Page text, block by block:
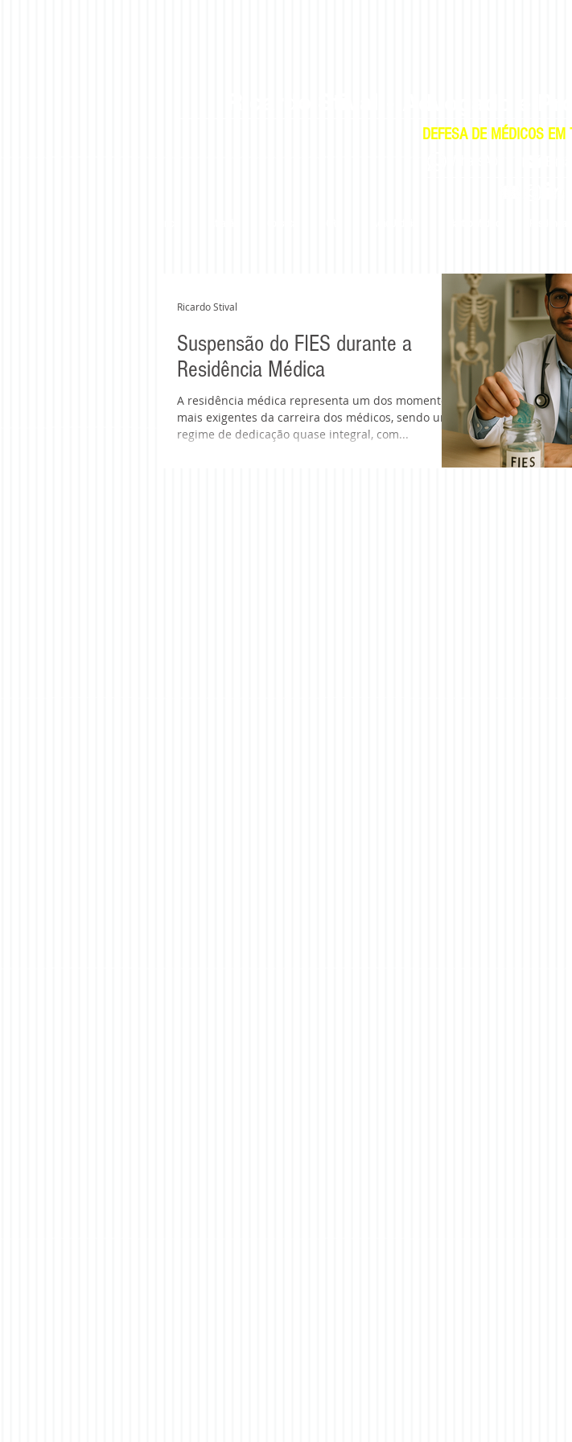
DEFESA DE MÉDICOS EM
Suspensão do FIES durante a
Residência Médica
A residência médica representa um dos momentos
mais exigentes da carreira dos médicos, sendo um
regime de dedicação quase integral, com...
Ricardo Stival